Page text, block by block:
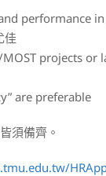
performance
佳
projects or
are preferable
須備齊。